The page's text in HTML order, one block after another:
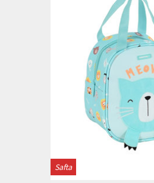
Safta